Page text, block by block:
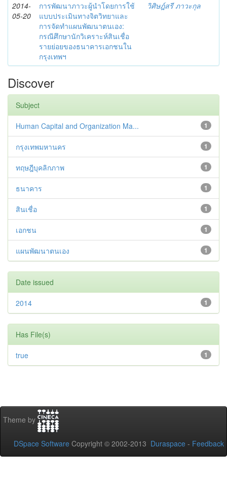
2014-
05-20
การพัฒนาภาวะผู้นำโดยการใช้
แบบประเมินทางจิตวิทยาและ
การจัดทำแผนพัฒนาตนเอง:
กรณีศึกษานักวิเคราะห์สินเชื่อ
รายย่อยของธนาคารเอกชนใน
กรุงเทพฯ
วิศิษฎ์สรี ภาวะกุล
Discover
Subject
1
Human Capital and Organization Ma...
1
กรุงเทพมหานคร
1
ทฤษฎีบุคลิกภาพ
1
ธนาคาร
1
สินเชื่อ
1
เอกชน
1
แผนพัฒนาตนเอง
Date issued
1
2014
Has File(s)
1
true
Theme by
DSpace Software Copyright © 2002-2013 Duraspace - Feedback